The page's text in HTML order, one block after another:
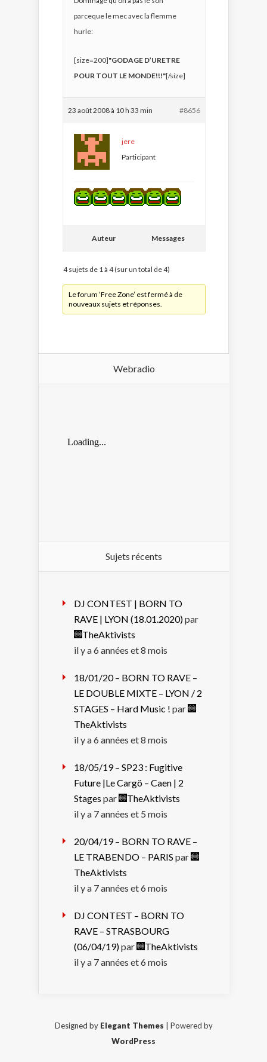
parceque le mec avec la flemme
hurle:
[size=200]"GODAGE D’URETRE
POUR TOUT LE MONDE!!!"[/size]
23 août 2008 à 10 h 33 min #8656
jere
Participant
Auteur Messages
4 sujets de 1 à 4 (sur un total de 4)
Le forum ‘Free Zone’ est fermé à de
nouveaux sujets et réponses.
Webradio
Sujets récents
DJ CONTEST | BORN TO
RAVE | LYON (18.01.2020)par
TheAktivists
il y a 6 années et 8 mois
18/01/20 – BORN TO RAVE –
LE DOUBLE MIXTE – LYON / 2
STAGES – Hard Music ! par
TheAktivists
il y a 6 années et 8 mois
18/05/19 – SP23 : Fugitive
Future |Le Cargö – Caen | 2
Stages par
TheAktivists
il y a 7 années et 5 mois
20/04/19 – BORN TO RAVE –
LE TRABENDO – PARIS par
TheAktivists
il y a 7 années et 6 mois
DJ CONTEST – BORN TO
RAVE – STRASBOURG
(06/04/19)par
TheAktivists
il y a 7 années et 6 mois
Designed by Elegant Themes | Powered by
WordPress